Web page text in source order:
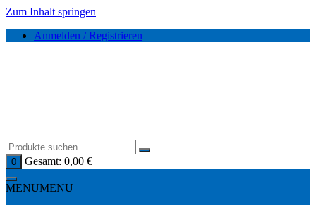
Zum Inhalt springen
Anmelden / Registrieren
0 Gesamt: 0,00 €
MENUMENU